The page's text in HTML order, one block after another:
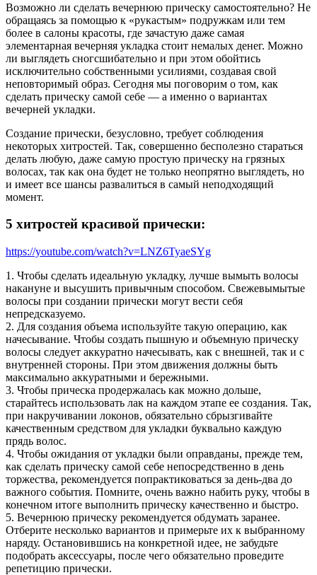
Возможно ли сделать вечернюю прическу самостоятельно? Не
обращаясь за помощью к «рукастым» подружкам или тем
более в салоны красоты, где зачастую даже самая
элементарная вечерняя укладка стоит немалых денег. Можно
ли выглядеть сногсшибательно и при этом обойтись
исключительно собственными усилиями, создавая свой
неповторимый образ. Сегодня мы поговорим о том, как
сделать прическу самой себе — а именно о вариантах
вечерней укладки.
Создание прически, безусловно, требует соблюдения
некоторых хитростей. Так, совершенно бесполезно стараться
делать любую, даже самую простую прическу на грязных
волосах, так как она будет не только неопрятно выглядеть, но
и имеет все шансы развалиться в самый неподходящий
момент.
5 хитростей красивой прически:
https://youtube.com/watch?v=LNZ6TyaeSYg
1. Чтобы сделать идеальную укладку, лучше вымыть волосы
накануне и высушить привычным способом. Свежевымытые
волосы при создании прически могут вести себя
непредсказуемо.
2. Для создания объема используйте такую операцию, как
начесывание. Чтобы создать пышную и объемную прическу
волосы следует аккуратно начесывать, как с внешней, так и с
внутренней стороны. При этом движения должны быть
максимально аккуратными и бережными.
3. Чтобы прическа продержалась как можно дольше,
старайтесь использовать лак на каждом этапе ее создания. Так,
при накручивании локонов, обязательно сбрызгивайте
качественным средством для укладки буквально каждую
прядь волос.
4. Чтобы ожидания от укладки были оправданы, прежде тем,
как сделать прическу самой себе непосредственно в день
торжества, рекомендуется попрактиковаться за день-два до
важного события. Помните, очень важно набить руку, чтобы в
конечном итоге выполнить прическу качественно и быстро.
5. Вечернюю прическу рекомендуется обдумать заранее.
Отберите несколько вариантов и примерьте их к выбранному
наряду. Остановившись на конкретной идее, не забудьте
подобрать аксессуары, после чего обязательно проведите
репетицию прически.